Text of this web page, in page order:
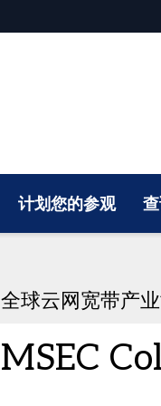
计划您的参观
全球云网宽带产
MSEC